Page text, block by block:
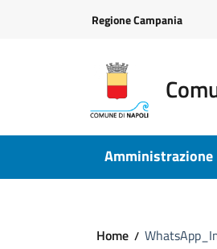
Regione Campania
Amministrazione
Home